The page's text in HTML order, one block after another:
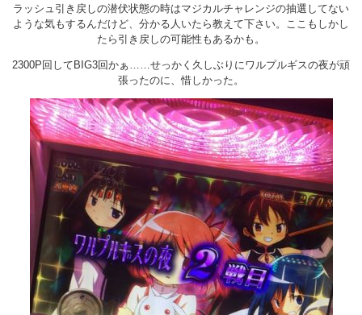
ラッシュ引き戻しの潜伏状態の時はマジカルチャレンジの抽選してない
ような気もするんだけど、分かる人いたら教えて下さい。ここもしかし
たら引き戻しの可能性もあるかも。
2300P回してBIG3回かぁ……せっかく久しぶりにワルプルギスの夜が頑
張ったのに、惜しかった。